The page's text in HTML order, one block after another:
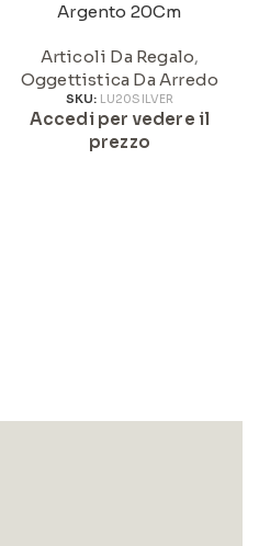
Argento 20Cm
Articoli Da Regalo,
Oggettistica Da Arredo
SKU: LU20SILVER
Accedi per vedere il
prezzo